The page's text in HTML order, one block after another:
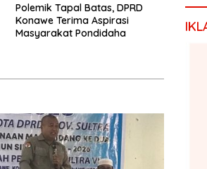
Polemik Tapal Batas, DPRD
Konawe Terima Aspirasi
Masyarakat Pondidaha